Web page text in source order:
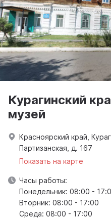
Курагинский
музей
Красноярский край,
Партизанская, д. 167
Показать на карте
Часы работы:
Понедельник: 08:00 -
Вторник: 08:00 - 17:00
Среда: 08:00 - 17:00